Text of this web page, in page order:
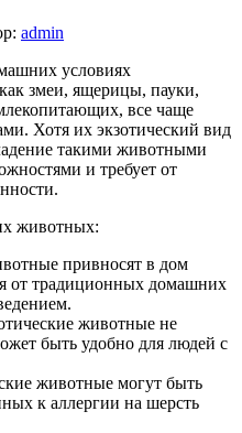
admin
змеи, ящерицы, пауки,
все чаще
Хотя их экзотический вид
такими животными
и требует от
животных:
привносят в дом
от традиционных домашних
животные не
быть удобно для людей с
животные могут быть
к аллергии на шерсть